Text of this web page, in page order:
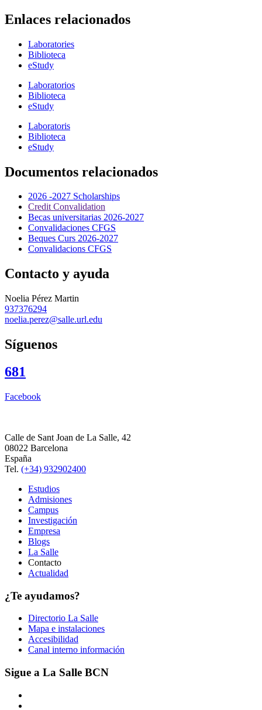
Enlaces relacionados
Laboratories
Biblioteca
eStudy
Laboratorios
Biblioteca
eStudy
Laboratoris
Biblioteca
eStudy
Documentos relacionados
2026 -2027 Scholarships
Credit Convalidation
Becas universitarias 2026-2027
Convalidaciones CFGS
Beques Curs 2026-2027
Convalidacions CFGS
Contacto y ayuda
Noelia Pérez Martin
937376294
noelia.perez@salle.url.edu
Síguenos
681
Facebook
Calle de Sant Joan de La Salle, 42
08022 Barcelona
España
Tel. (+34) 932902400
Estudios
Admisiones
Campus
Investigación
Empresa
Blogs
La Salle
Contacto
Actualidad
¿Te ayudamos?
Directorio La Salle
Mapa e instalaciones
Accesibilidad
Canal interno información
Sigue a La Salle BCN